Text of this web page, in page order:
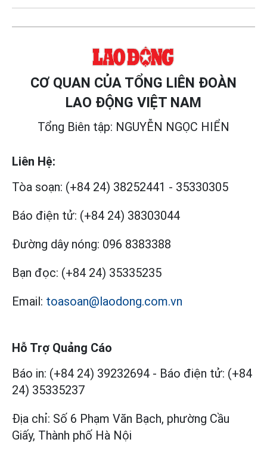
CƠ QUAN CỦA TỔNG LIÊN ĐOÀN
LAO ĐỘNG VIỆT NAM
Tổng Biên tập: NGUYỄN NGỌC HIỂN
Liên Hệ:
Tòa soạn: (+84 24) 38252441 - 35330305
Báo điện tử: (+84 24) 38303044
Đường dây nóng: 096 8383388
Bạn đọc: (+84 24) 35335235
Email: toasoan@laodong.com.vn
Hỗ Trợ Quảng Cáo
Báo in: (+84 24) 39232694 - Báo điện tử: (+84
24) 35335237
Địa chỉ: Số 6 Phạm Văn Bạch, phường Cầu
Giấy, Thành phố Hà Nội